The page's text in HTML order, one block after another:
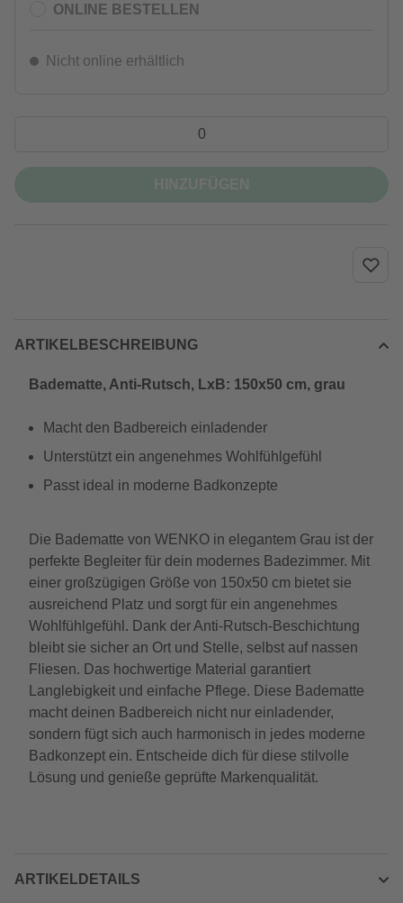
ONLINE BESTELLEN
Nicht online erhältlich
ARTIKELBESCHREIBUNG
Badematte, Anti-Rutsch, LxB: 150x50 cm, grau
Macht den Badbereich einladender
Unterstützt ein angenehmes Wohlfühlgefühl
Passt ideal in moderne Badkonzepte
Die Badematte von WENKO in elegantem Grau ist der
perfekte Begleiter für dein modernes Badezimmer. Mit
einer großzügigen Größe von 150x50 cm bietet sie
ausreichend Platz und sorgt für ein angenehmes
Wohlfühlgefühl. Dank der Anti-Rutsch-Beschichtung
bleibt sie sicher an Ort und Stelle, selbst auf nassen
Fliesen. Das hochwertige Material garantiert
Langlebigkeit und einfache Pflege. Diese Badematte
macht deinen Badbereich nicht nur einladender,
sondern fügt sich auch harmonisch in jedes moderne
Badkonzept ein. Entscheide dich für diese stilvolle
Lösung und genieße geprüfte Markenqualität.
ARTIKELDETAILS